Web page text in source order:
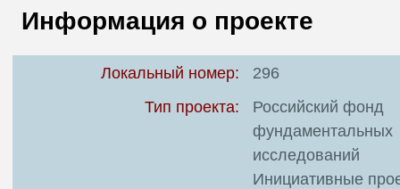
Т
Информация о проекте
Локальный номер:
296
Тип проекта:
Российский фонд
фундаментальных
исследований
Инициативные